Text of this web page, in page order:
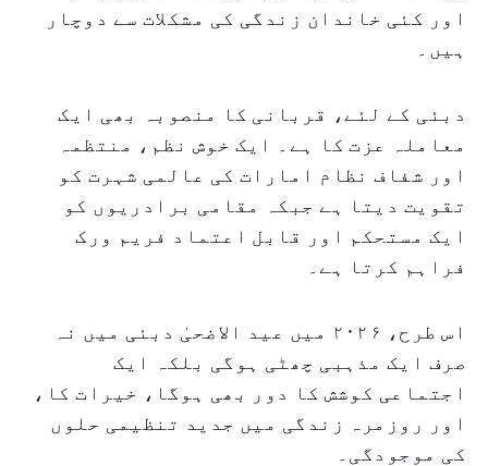
اور کئی خاندان زندگی کی مشکلات سے دوچار
ہیں۔
دبئی کے لئے، قربانی کا منصوبہ بھی ایک
معاملہ عزت کا ہے۔ ایک خوش نظم، منتظمہ
اور شفاف نظام امارات کی عالمی شہرت کو
تقویت دیتا ہے جبکہ مقامی برادریوں کو
ایک مستحکم اور قابل اعتماد فریم ورک
فراہم کرتا ہے۔
اس طرح، ۲۰۲۶ میں عید الاضحیٰ دبئی میں نہ
صرف ایک مذہبی چھٹی ہوگی بلکہ ایک
اجتماعی کوشش کا دور بھی ہوگا، خیرات کا،
اور روزمرہ زندگی میں جدید تنظیمی حلوں
کی موجودگی۔